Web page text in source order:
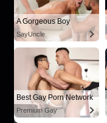
A Gorgeous Boy
SayUncle
A Gorgeous Boy
SayUncle
Best Gay Porn Network
Premium Gay